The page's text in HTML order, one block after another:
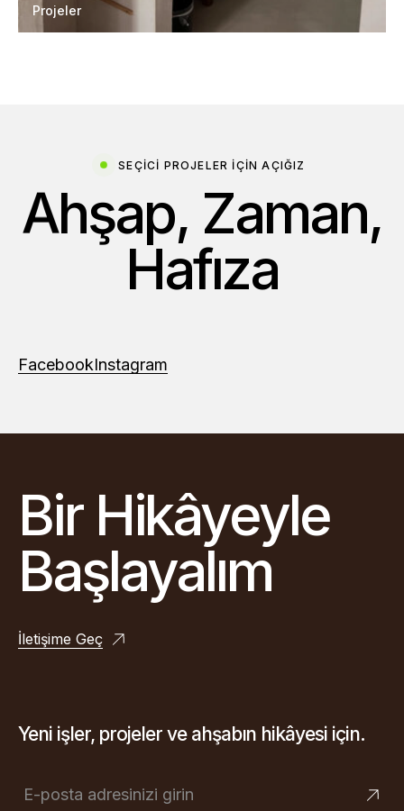
Projeler
SEÇICI PROJELER IÇIN AÇIĞIZ
Ahşap, Zaman,
Hafıza
FacebookInstagram
Bir Hikâyeyle
Başlayalım
İletişime Geç
Yeni işler, projeler ve ahşabın hikâyesi için.